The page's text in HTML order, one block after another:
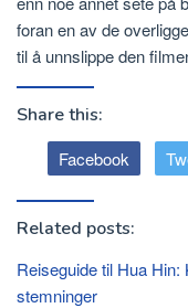
foran en av de
til å unnslippe den
Share this:
Facebook
Related posts:
Reiseguide til Hua
stemninger